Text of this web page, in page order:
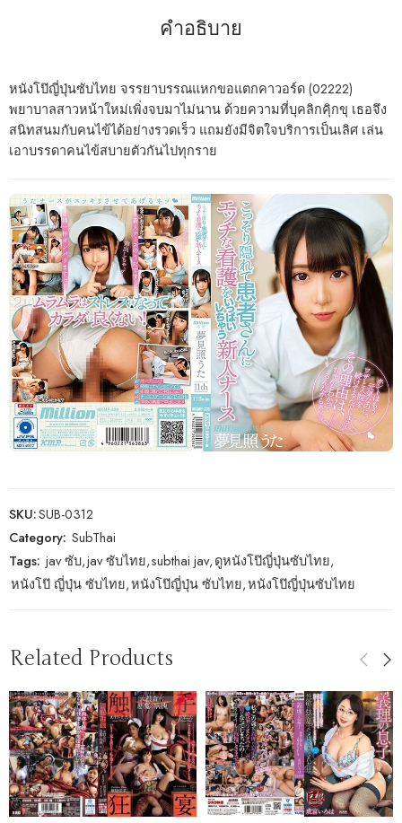
คำอธิบาย
หนังโป๊ญี่ปุ่นซับไทย จรรยาบรรณแหกขอแตกคาวอร์ด (02222)
พยาบาลสาวหน้าใหม่เพิ่งจบมาไม่นาน ด้วยความที่บุคลิกคุิกขุ เธอจึง
สนิทสนมกับคนไข้ได้อย่างรวดเร็ว แถมยังมีจิตใจบริการเป็นเลิศ เล่น
เอาบรรดาคนไข้สบายตัวกันไปทุกราย
SKU:SUB-0312
Category: SubThai
Tags: jav ซับ,jav ซับไทย,subthai jav,ดูหนังโป๊ญี่ปุ่นซับไทย,
หนังโป๊ ญี่ปุ่น ซับไทย,หนังโป๊ญี่ปุ่น ซับไทย,หนังโป๊ญี่ปุ่นซับไทย
Related Products